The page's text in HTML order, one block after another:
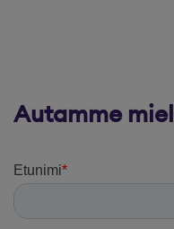
Autamme